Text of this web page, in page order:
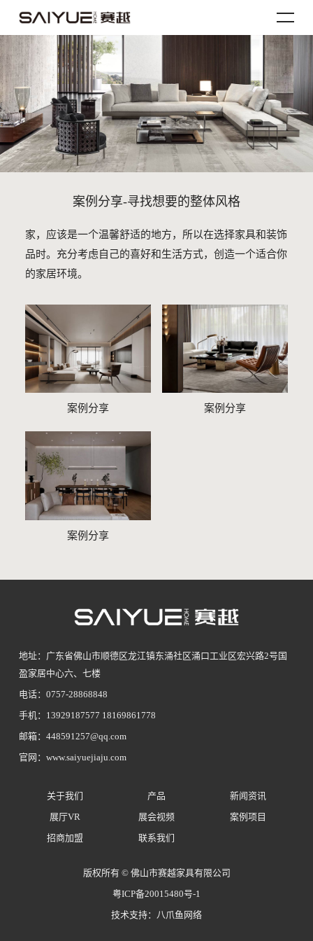
案例分享-寻找想要的整体风格
家，应该是一个温馨舒适的地方，所以在选择家具和装饰
品时。充分考虑自己的喜好和生活方式，创造一个适合你
的家居环境。
案例分享 案例分享
案例分享
地址：广东省佛山市顺德区龙江镇东涌社区涌口工业区宏兴路2号国
盈家居中心六、七楼
电话：0757-28868848
手机：13929187577 18169861778
邮箱：448591257@qq.com
官网：www.saiyuejiaju.com
关于我们 产品
新闻资讯
展厅VR
展会视频
案例项目
招商加盟
联系我们
版权所有 © 佛山市赛越家具有限公司
粤ICP备20015480号-1
技术支持：八爪鱼网络